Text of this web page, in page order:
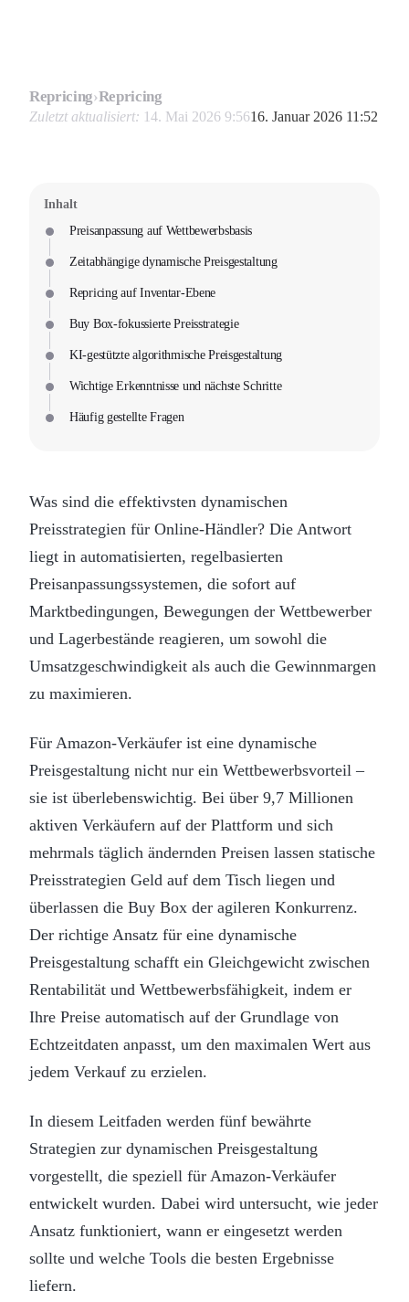
Repricing›Repricing
Zuletzt aktualisiert: 14. Mai 2026 9:5616. Januar 2026 11:52
Inhalt
Preisanpassung auf Wettbewerbsbasis
Zeitabhängige dynamische Preisgestaltung
Repricing auf Inventar-Ebene
Buy Box-fokussierte Preisstrategie
KI-gestützte algorithmische Preisgestaltung
Wichtige Erkenntnisse und nächste Schritte
Häufig gestellte Fragen
Was sind die effektivsten dynamischen
Preisstrategien für Online-Händler? Die Antwort
liegt in automatisierten, regelbasierten
Preisanpassungssystemen, die sofort auf
Marktbedingungen, Bewegungen der Wettbewerber
und Lagerbestände reagieren, um sowohl die
Umsatzgeschwindigkeit als auch die Gewinnmargen
zu maximieren.
Für Amazon-Verkäufer ist eine dynamische
Preisgestaltung nicht nur ein Wettbewerbsvorteil –
sie ist überlebenswichtig. Bei über 9,7 Millionen
aktiven Verkäufern auf der Plattform und sich
mehrmals täglich ändernden Preisen lassen statische
Preisstrategien Geld auf dem Tisch liegen und
überlassen die Buy Box der agileren Konkurrenz.
Der richtige Ansatz für eine dynamische
Preisgestaltung schafft ein Gleichgewicht zwischen
Rentabilität und Wettbewerbsfähigkeit, indem er
Ihre Preise automatisch auf der Grundlage von
Echtzeitdaten anpasst, um den maximalen Wert aus
jedem Verkauf zu erzielen.
In diesem Leitfaden werden fünf bewährte
Strategien zur dynamischen Preisgestaltung
vorgestellt, die speziell für Amazon-Verkäufer
entwickelt wurden. Dabei wird untersucht, wie jeder
Ansatz funktioniert, wann er eingesetzt werden
sollte und welche Tools die besten Ergebnisse
liefern.